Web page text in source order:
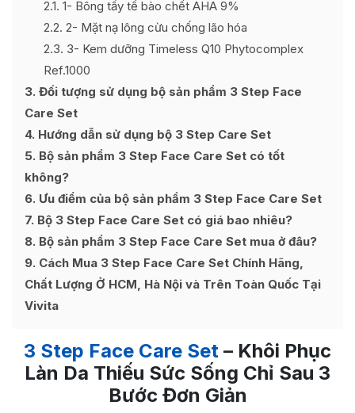
2.1 1- Bông tẩy tế bào chết AHA 9%
2.2 2- Mặt nạ lông cừu chống lão hóa
2.3 3- Kem dưỡng Timeless Q10 Phytocomplex
Ref.1000
3 Đối tượng sử dụng bộ sản phẩm 3 Step Face
Care Set
4 Hướng dẫn sử dụng bộ 3 Step Care Set
5 Bộ sản phẩm 3 Step Face Care Set có tốt
không?
6 Ưu điểm của bộ sản phẩm 3 Step Face Care Set
7 Bộ 3 Step Face Care Set có giá bao nhiêu?
8 Bộ sản phẩm 3 Step Face Care Set mua ở đâu?
9 Cách Mua 3 Step Face Care Set Chính Hãng,
Chất Lượng Ở HCM, Hà Nội và Trên Toàn Quốc Tại
Vivita
3 Step Face Care Set – Khôi Phục
Làn Da Thiếu Sức Sống Chỉ Sau 3
Bước Đơn Giản